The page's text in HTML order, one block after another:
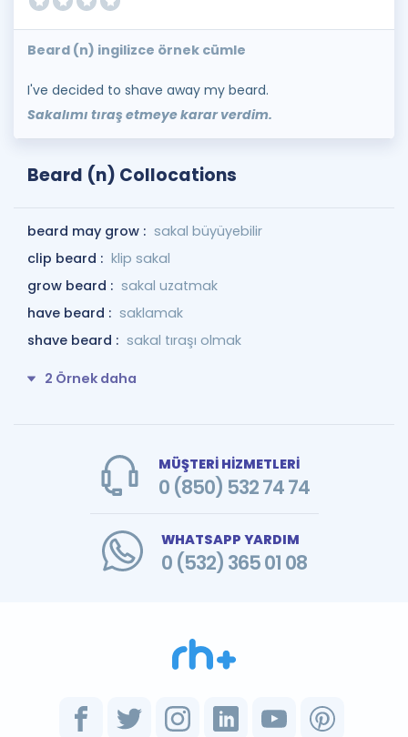
Beard (n) ingilizce örnek cümle
I've decided to shave away my beard.
Sakalımı tıraş etmeye karar verdim.
Beard (n) Collocations
beard may grow : sakal büyüyebilir
clip beard : klip sakal
grow beard : sakal uzatmak
have beard : saklamak
shave beard : sakal tıraşı olmak
2 Örnek daha
MÜŞTERİ HİZMETLERİ
0 (850) 532 74 74
WHATSAPP YARDIM
0 (532) 365 01 08